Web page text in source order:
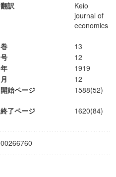
翻訳
Keio
journal of
economics
巻
13
号
12
年
1919
月
12
開始ページ
1588(52)
終了ページ 1620(84)
00266760